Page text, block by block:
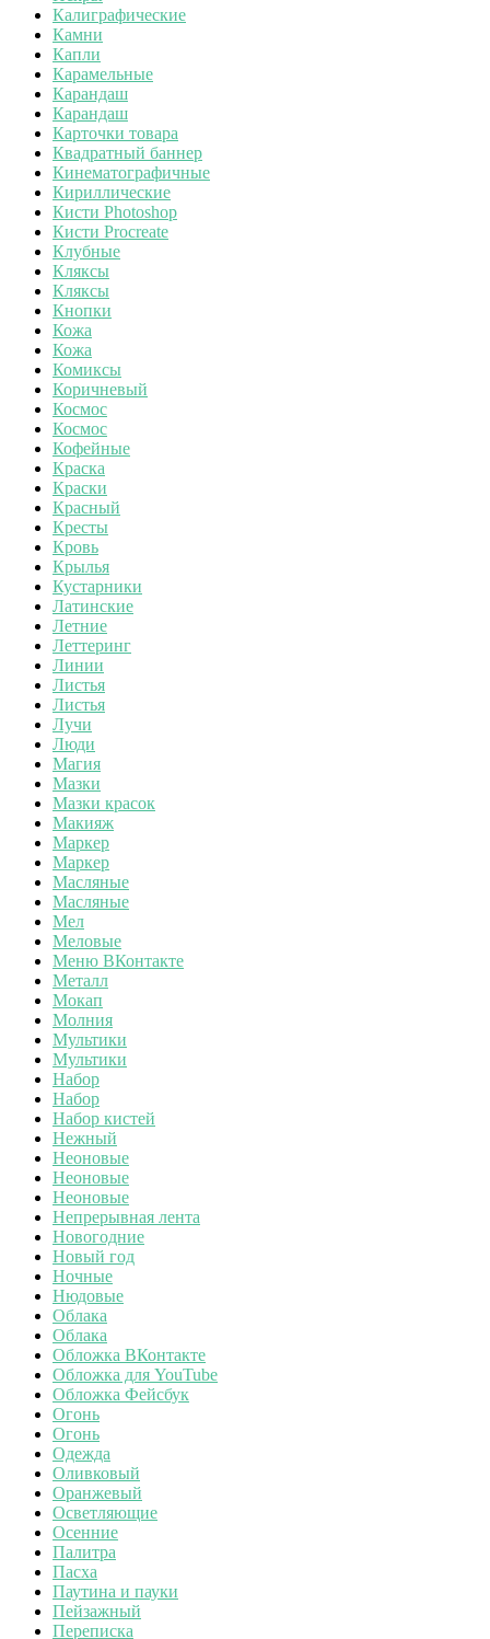
Калиграфические
Камни
Капли
Карамельные
Карандаш
Карандаш
Карточки товара
Квадратный баннер
Кинематографичные
Кириллические
Кисти Photoshop
Кисти Procreate
Клубные
Кляксы
Кляксы
Кнопки
Кожа
Кожа
Комиксы
Коричневый
Космос
Космос
Кофейные
Краска
Краски
Красный
Кресты
Кровь
Крылья
Кустарники
Латинские
Летние
Леттеринг
Линии
Листья
Листья
Лучи
Люди
Магия
Мазки
Мазки красок
Макияж
Маркер
Маркер
Масляные
Масляные
Мел
Меловые
Меню ВКонтакте
Металл
Мокап
Молния
Мультики
Мультики
Набор
Набор
Набор кистей
Нежный
Неоновые
Неоновые
Неоновые
Непрерывная лента
Новогодние
Новый год
Ночные
Нюдовые
Облака
Облака
Обложка ВКонтакте
Обложка для YouTube
Обложка Фейсбук
Огонь
Огонь
Одежда
Оливковый
Оранжевый
Осветляющие
Осенние
Палитра
Пасха
Паутина и пауки
Пейзажный
Переписка